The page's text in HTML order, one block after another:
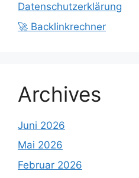
Datenschutzerklärung
🚀 Backlinkrechner
Archives
Juni 2026
Mai 2026
Februar 2026